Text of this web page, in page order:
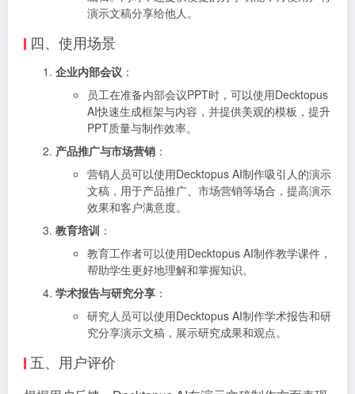
演示文稿分享给他人。
四、使用场景
企业内部会议 ：
员工在准备内部会议PPT时，可以使用Decktopus
AI快速生成框架与内容，并提供美观的模板，提升
PPT质量与制作效率。
产品推广与市场营销 ：
营销人员可以使用Decktopus AI制作吸引人的演示
文稿，用于产品推广、市场营销等场合，提高演示
效果和客户满意度。
教育培训 ：
教育工作者可以使用Decktopus AI制作教学课件，
帮助学生更好地理解和掌握知识。
学术报告与研究分享 ：
研究人员可以使用Decktopus AI制作学术报告和研
究分享演示文稿，展示研究成果和观点。
五、用户评价